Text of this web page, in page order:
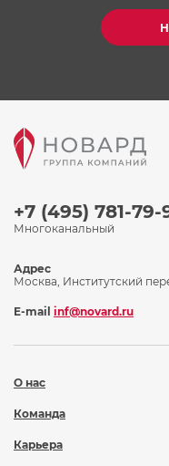
+7 (495) 781-79-
Многоканальный
О нас
Команда
Карьера
Адрес
Москва, Институтский
E-mail inf@novard.ru